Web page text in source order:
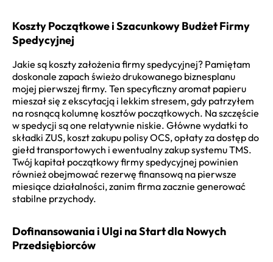
Koszty Początkowe i Szacunkowy Budżet Firmy
Spedycyjnej
Jakie są koszty założenia firmy spedycyjnej? Pamiętam
doskonale zapach świeżo drukowanego biznesplanu
mojej pierwszej firmy. Ten specyficzny aromat papieru
mieszał się z ekscytacją i lekkim stresem, gdy patrzyłem
na rosnącą kolumnę kosztów początkowych. Na szczęście
w spedycji są one relatywnie niskie. Główne wydatki to
składki ZUS, koszt zakupu polisy OCS, opłaty za dostęp do
giełd transportowych i ewentualny zakup systemu TMS.
Twój kapitał początkowy firmy spedycyjnej powinien
również obejmować rezerwę finansową na pierwsze
miesiące działalności, zanim firma zacznie generować
stabilne przychody.
Dofinansowania i Ulgi na Start dla Nowych
Przedsiębiorców